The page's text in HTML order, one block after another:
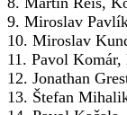
9. Miroslav
10. Miroslav
11. Pavol
12. Jonathan
13. Štefan